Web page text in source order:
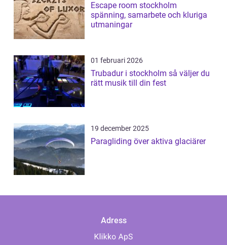
Escape room stockholm
spänning, samarbete och kluriga
utmaningar
01 februari 2026
Trubadur i stockholm så väljer du
rätt musik till din fest
19 december 2025
Paragliding över aktiva glaciärer
Adress